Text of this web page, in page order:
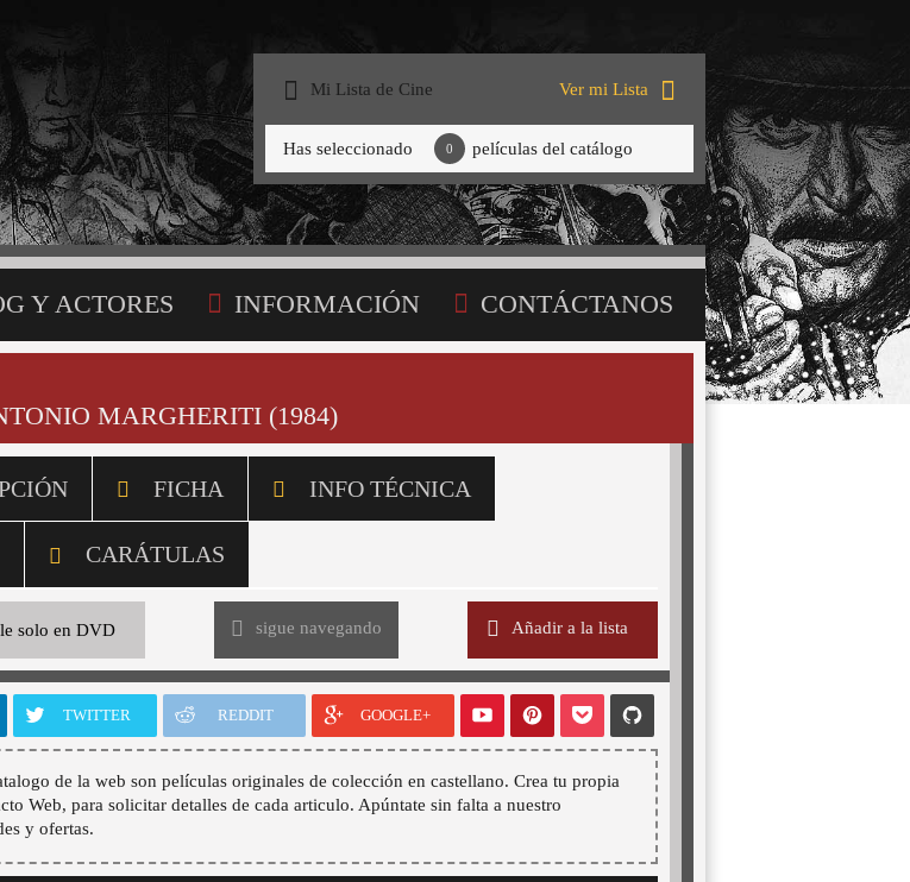
Mi Lista de Cine Ver mi Lista
Has seleccionado 0 películas del catálogo
Y ACTORES INFORMACIÓN CONTÁCTANOS
MARGHERITI (1984)
FICHA INFO TÉCNICA
CARÁTULAS
solo en DVD sigue navegando Añadir a la lista
TWITTER REDDIT GOOGLE+
de la web son películas originales de colección en castellano. Crea tu propia
Web, para solicitar detalles de cada articulo. Apúntate sin falta a nuestro
y ofertas.